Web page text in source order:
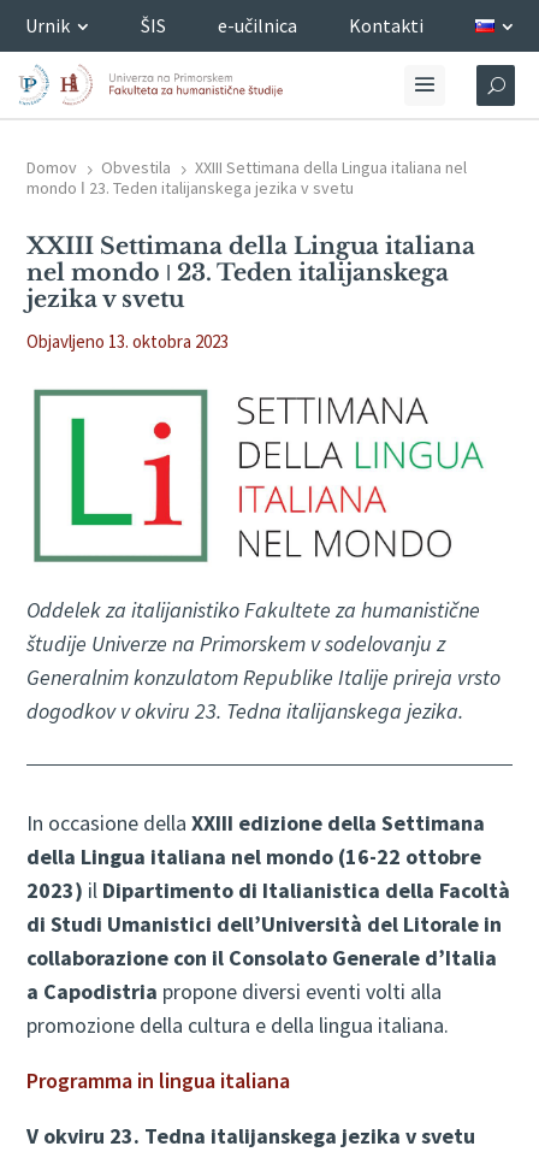
Urnik ŠIS e-učilnica Kontakti
Domov 5 Obvestila 5 XXIII Settimana della Lingua italiana nel
mondo ǀ 23. Teden italijanskega jezika v svetu
XXIII Settimana della Lingua italiana
nel mondo ǀ 23. Teden italijanskega
jezika v svetu
Objavljeno 13. oktobra 2023
Oddelek za italijanistiko Fakultete za humanistične
študije Univerze na Primorskem v sodelovanju z
Generalnim konzulatom Republike Italije prireja vrsto
dogodkov v okviru 23. Tedna italijanskega jezika.
In occasione dellaXXIII edizione della Settimana
della Lingua italiana nel mondo (16-22 ottobre
2023) il Dipartimento di Italianistica della Facoltà
di Studi Umanistici dell’Università del Litorale in
collaborazione con il Consolato Generale d’Italia
a Capodistria propone diversi eventi volti alla
promozione della cultura e della lingua italiana.
Programma in lingua italiana
V okviru 23. Tedna italijanskega jezika v svetu